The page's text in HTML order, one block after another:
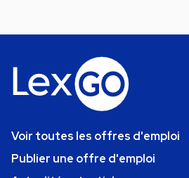
Voir toutes les offres d'emploi
Publier une offre d'emploi